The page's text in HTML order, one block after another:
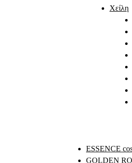
Χείλη
ESSENCE
GOLDEN